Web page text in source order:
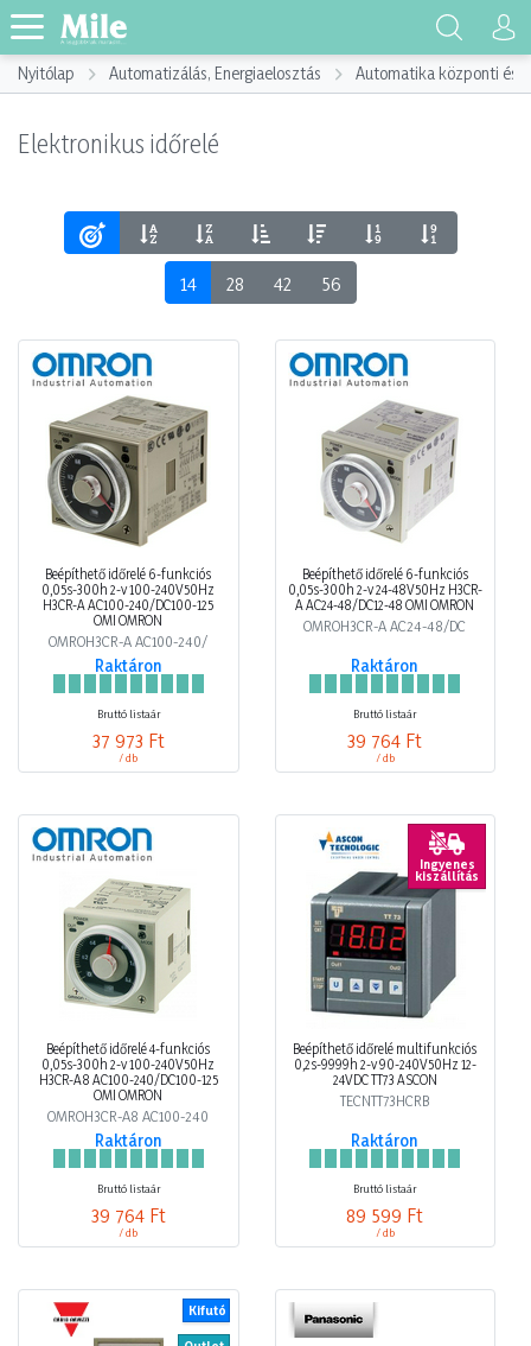
Nyitólap Automatizálás, Energiaelosztás Automatika központi és
Elektronikus időrelé
14 28 42 56
Beépíthető időrelé 6-funkciós
0,05s-300h 2-v 100-240V50Hz
H3CR-A AC100-240/DC100-125
OMI OMRON
OMROH3CR-A AC100-240/
Raktáron
Bruttó listaár
37 973 Ft
/ db
Beépíthető időrelé 6-funkciós
0,05s-300h 2-v 24-48V50Hz H3CR-
A AC24-48/DC12-48 OMI OMRON
OMROH3CR-A AC24-48/DC
Raktáron
Bruttó listaár
39 764 Ft
/ db
Beépíthető időrelé 4-funkciós
0,05s-300h 2-v 100-240V50Hz
H3CR-A8 AC100-240/DC100-125
OMI OMRON
OMROH3CR-A8 AC100-240
Raktáron
Bruttó listaár
39 764 Ft
/ db
Ingyenes
kiszállítás
Beépíthető időrelé multifunkciós
0,2s-9999h 2-v 90-240V50Hz 12-
24VDC TT73 ASCON
TECNTT73HCRB
Raktáron
Bruttó listaár
89 599 Ft
/ db
Kifutó